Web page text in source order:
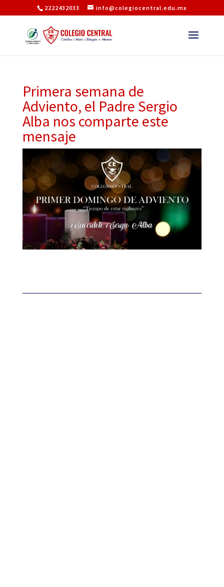
2222432033 info@colegiocentral.edu.mx
Primera semana de
Adviento, el Padre Sergio
Alba nos comparte este
mensaje